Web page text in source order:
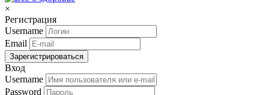
×
Регистрация
Username
Email
Зарегистрироваться
Вход
Username
Password